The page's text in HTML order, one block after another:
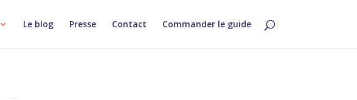
Le blog Presse Contact Commander le guide